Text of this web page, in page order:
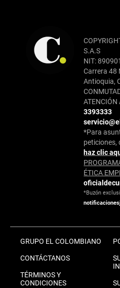
S.A.S
NIT:
Carrera 48
Antioquia,
ATENCIÓN
3393333
*Para
peticiones,
haz clic
ÉTICA
*Buzón
GRUPO EL COLOMBIANO
CONTÁCTANOS
TÉRMINOS Y
CONDICIONES